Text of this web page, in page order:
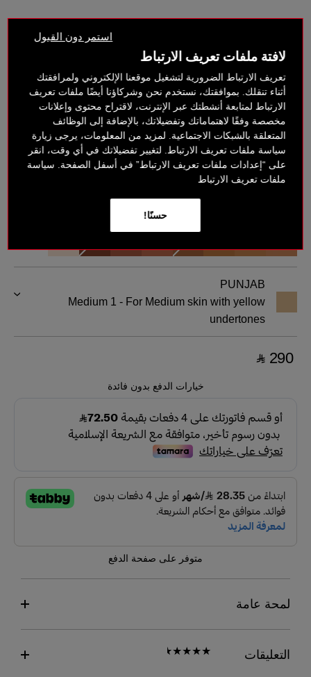
استمر دون القبول
لافتة ملفات تعريف الارتباط
تعريف الارتباط الضرورية لتشغيل موقعنا الإلكتروني ولمرافقتك
أثناء تنقلك. بموافقتك، نستخدم نحن وشركاؤنا أيضًا ملفات تعريف
الارتباط لمتابعة أنشطتك عبر الإنترنت، لاقتراح محتوى وإعلانات
مخصصة وفقًا لاهتماماتك وتفضيلاتك، بالإضافة إلى الوظائف
المتعلقة بالشبكات الاجتماعية. لمزيد من المعلومات، يرجى زيارة
سياسة ملفات تعريف الارتباط. لتغيير تفضيلاتك في أي وقت، انقر
على “إعدادات ملفات تعريف الارتباط” في أسفل الصفحة. سياسة
ملفات تعريف الارتباط
حسنًا!
PUNJAB
Medium 1 - For Medium skin with yellow
undertones
‎ ⃁ 290 ‎
خيارات الدفع بدون فائدة
متوفر على صفحة الدفع
لمحة عامة
التعليقات